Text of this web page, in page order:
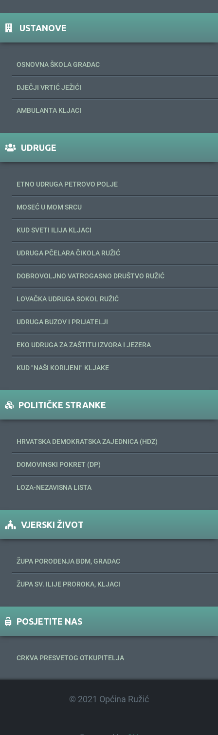
USTANOVE
OSNOVNA ŠKOLA GRADAC
DJEČJI VRTIĆ JEŽIĆI
AMBULANTA KLJACI
UDRUGE
ETNO UDRUGA PETROVO POLJE
MOSEĆ U MOM SRCU
KUD SVETI ILIJA KLJACI
UDRUGA PČELARA ČIKOLA RUŽIĆ
DOBROVOLJNO VATROGASNO DRUŠTVO RUŽIĆ
LOVAČKA UDRUGA SOKOL RUŽIĆ
UDRUGA BUZOV I PRIJATELJI
EKO UDRUGA ZA ZAŠTITU IZVORA I JEZERA
KUD "NAŠI KORIJENI" KLJAKE
POLITIČKE STRANKE
HRVATSKA DEMOKRATSKA ZAJEDNICA (HDZ)
DOMOVINSKI POKRET (DP)
LOZA-NEZAVISNA LISTA
VJERSKI ŽIVOT
ŽUPA POROĐENJA BDM, GRADAC
ŽUPA SV. ILIJE PROROKA, KLJACI
POSJETITE NAS
CRKVA PRESVETOG OTKUPITELJA
© 2021 Općina Ružić